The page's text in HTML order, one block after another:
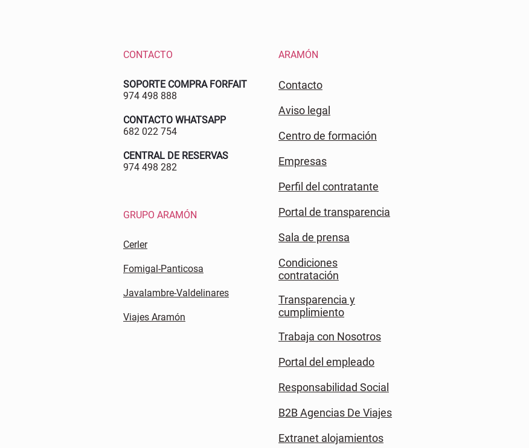
CONTACTO
SOPORTE COMPRA FORFAIT
974 498 888
CONTACTO WHATSAPP
682 022 754
CENTRAL DE RESERVAS
974 498 282
GRUPO ARAMÓN
Cerler
Fomigal-Panticosa
Javalambre-Valdelinares
Viajes Aramón
ARAMÓN
Contacto
Aviso legal
Centro de formación
Empresas
Perfil del contratante
Portal de transparencia
Sala de prensa
Condiciones
contratación
Transparencia y
cumplimiento
Trabaja con Nosotros
Portal del empleado
Responsabilidad Social
B2B Agencias De Viajes
Extranet alojamientos